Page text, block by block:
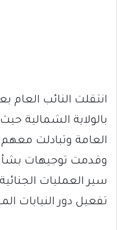
انتقلت النائب العام
بالولاية الشمالية
العامة وتبادلت
وقدمت توجيهات بشأن
سير العمليات
تفعيل دور النيابات